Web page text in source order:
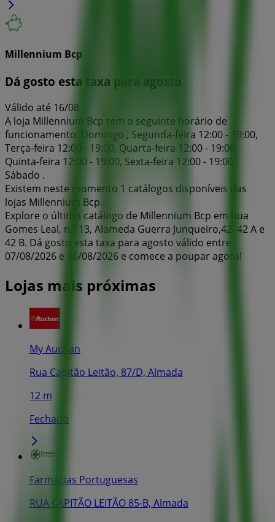
Millennium Bcp
Dá gosto esta taxa para agosto
Válido até 16/08
A loja Millennium Bcp tem o seguinte horário de
funcionamento: Domingo , Segunda-feira 12:00 - 19:00,
Terça-feira 12:00 - 19:00, Quarta-feira 12:00 - 19:00,
Quinta-feira 12:00 - 19:00, Sexta-feira 12:00 - 19:00,
Sábado .
Existem neste momento 1 catálogos disponíveis das
lojas Millennium Bcp.
Explore o último catálogo de Millennium Bcp em Rua
Gomes Leal, n.º 13, Alameda Guerra Junqueiro,42, 42 A e
42 B. Dá gosto esta taxa para agosto válido entre
07/08/2026 e 16/08/2026 e comece a poupar agora!
Lojas mais próximas
My Auchan
Rua Capitão Leitão, 87/D, Almada
12 m
Fechado
Farmácias Portuguesas
RUA CAPITÃO LEITÃO 85-B, Almada